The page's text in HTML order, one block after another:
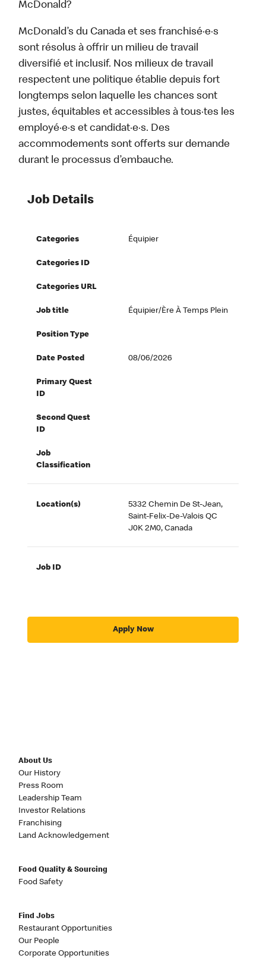
McDonald?
McDonald’s du Canada et ses franchisé·e·s
sont résolus à offrir un milieu de travail
diversifié et inclusif. Nos milieux de travail
respectent une politique établie depuis fort
longtemps selon laquelle les chances sont
justes, équitables et accessibles à tous·tes les
employé·e·s et candidat·e·s. Des
accommodements sont offerts sur demande
durant le processus d’embauche.
Job Details
Categories Équipier
Categories ID
Categories URL
Job title Équipier/ère À Temps Plein
Position Type
Date Posted 08/06/2026
Primary Quest
ID
Second Quest
ID
Job
Classification
Location(s)
5332 Chemin De St-Jean,
Saint-Felix-De-Valois QC
J0K 2M0, Canada
Job ID
Apply Now
About Us
Our History
Press Room
Leadership Team
Investor Relations
Franchising
Land Acknowledgement
Food Quality & Sourcing
Food Safety
Find Jobs
Restaurant Opportunities
Our People
Corporate Opportunities